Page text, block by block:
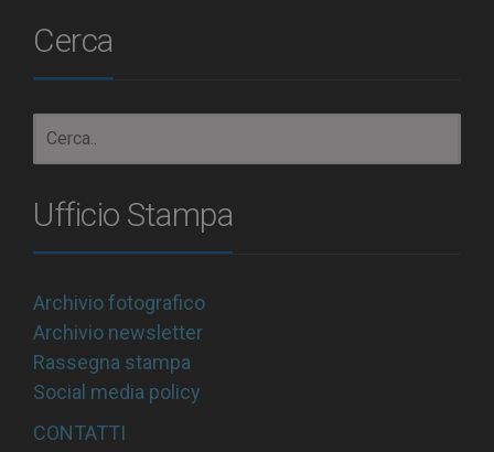
Cerca
Ufficio Stampa
Archivio fotografico
Archivio newsletter
Rassegna stampa
Social media policy
CONTATTI